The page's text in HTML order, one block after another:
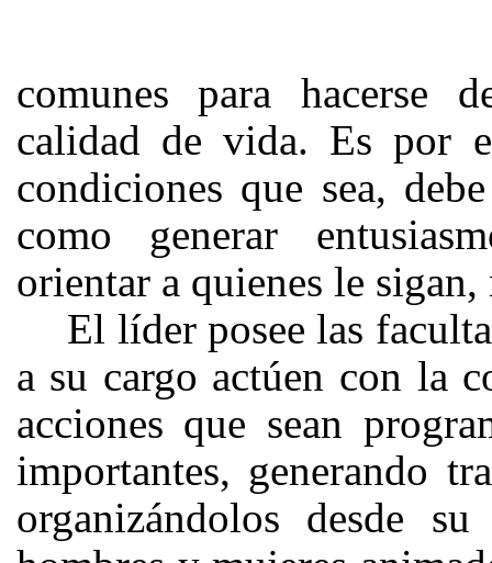
comunes para hacerse
calidad de vida. Es por
condiciones que sea,
como generar
orientar a quienes le
El líder posee las
a su cargo actúen con la
acciones que sean
importantes, generando
organizándolos desde